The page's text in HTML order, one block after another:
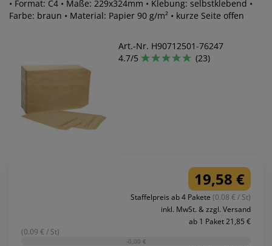
• Format: C4 • Maße: 229x324mm • Klebung: selbstklebend •
Farbe: braun • Material: Papier 90 g/m² • kurze Seite offen
Art.-Nr. H90712501-76247
4.7/5
(23)
19,58 €
Staffelpreis ab 4 Pakete (0.08 € / St)
inkl. MwSt. & zzgl. Versand
ab 1 Paket 21,85 €
(0.09 € / St)
-0,00 €